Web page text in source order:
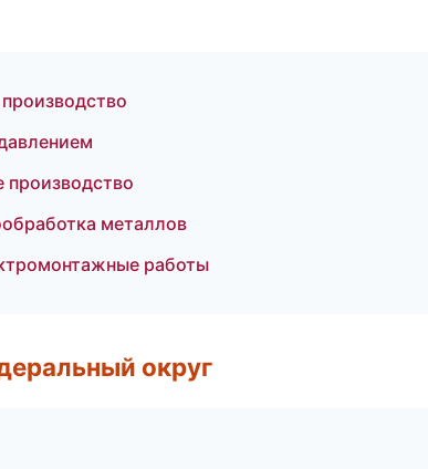
производство
металлов
работы
округ